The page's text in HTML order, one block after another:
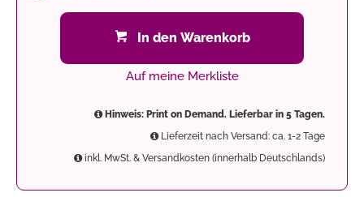
In den Warenkorb
Auf meine Merkliste
Hinweis: Print on Demand. Lieferbar in 5 Tagen.
Lieferzeit nach Versand: ca. 1-2 Tage
inkl. MwSt. & Versandkosten (innerhalb Deutschlands)